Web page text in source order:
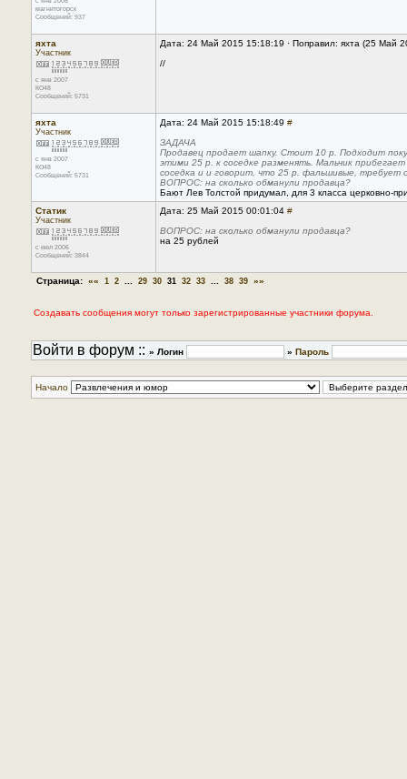
магнитогорск
Сообщений: 937
яхта
Участник
с янв 2007
КО48
Сообщений: 5731
Дата: 24 Май 2015 15:18:19 · Поправил: яхта (25 Май
//
яхта
Участник
с янв 2007
КО48
Сообщений: 5731
Дата: 24 Май 2015 15:18:49 #
ЗАДАЧА
Продавец продает шапку. Стоит 10 р. Подходит
этими 25 р. к соседке разменять. Мальчик
соседка и и говорит, что 25 р. фальшивые, требует
ВОПРОС: на сколько обманули продавца?
Бают Лев Толстой придумал, для 3 класса церковно-
Статик
Участник
с июл 2006
Сообщений: 3844
Дата: 25 Май 2015 00:01:04 #
ВОПРОС: на сколько обманули продавца?
на 25 рублей
Страница: «« 1 2 29 30 31 32 33 38 39 »»
Создавать сообщения могут только зарегистрированные участники форума.
Войти в форум :: » Логин » Пароль
Начало